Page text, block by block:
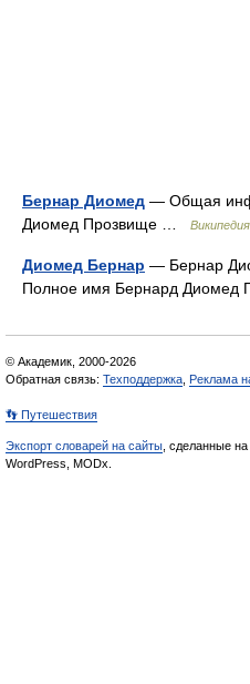
Бернар Диомед — Общая
Диомед Прозвище …
Википедия
Диомед Бернар — Бернар
Полное имя Бернард
© Академик, 2000-2026
Обратная связь: Техподдержка Реклама
👣 Путешествия
Экспорт словарей на сайты , сделанные на
WordPress, MODx.